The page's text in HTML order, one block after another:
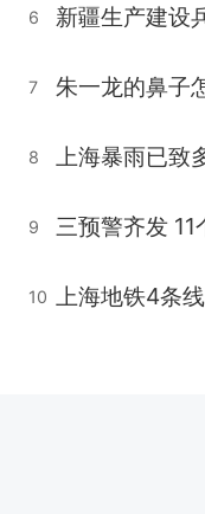
6
7 朱一龙的鼻子
8 上海暴雨已致
9 三预警齐发
10 上海地铁4条